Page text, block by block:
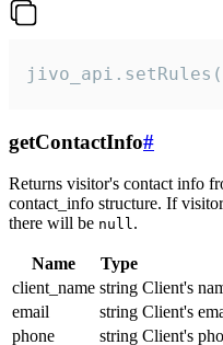
getContactInfo#
Returns visitor's contact info
contact_info structure. If
there will be null.
Name Type
client_name string Client's
email
string Client's
phone
string Client's